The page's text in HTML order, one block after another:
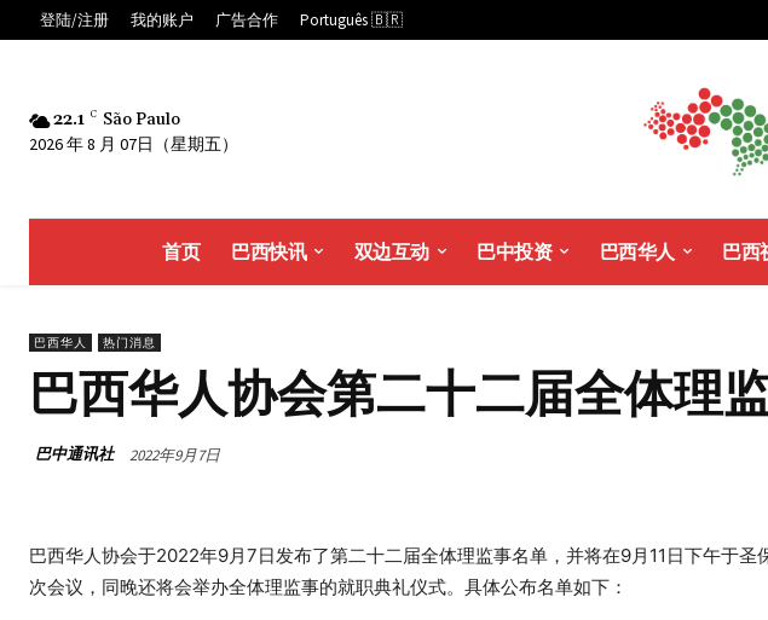
登陆/注册 我的账户 广告合作 Português 🇧🇷
22.1 C São Paulo
2026 年 8 月 07日（星期五）
首页 巴西快讯 双边互动 巴中投资 巴西华人 巴西
巴西华人 热门消息
巴西华人协会第二十二届全体理
巴中通讯社 2022年9月7日
巴西华人协会于2022年9月7日发布了第二十二届全体理监事名单，并将在9月11日下午于
次会议，同晚还将会举办全体理监事的就职典礼仪式。具体公布名单如下：